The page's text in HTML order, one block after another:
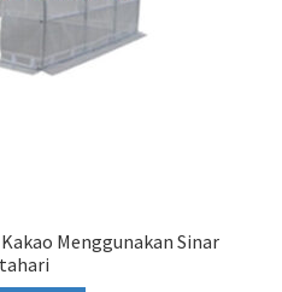
Menggunakan Sinar